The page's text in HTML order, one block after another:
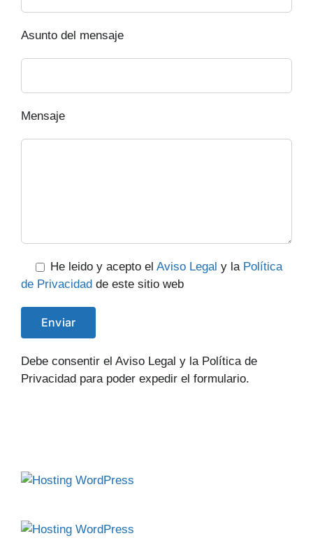
Asunto del mensaje
Mensaje
He leido y acepto el Aviso Legal y la Política
de Privacidad de este sitio web
Debe consentir el Aviso Legal y la Política de
Privacidad para poder expedir el formulario.